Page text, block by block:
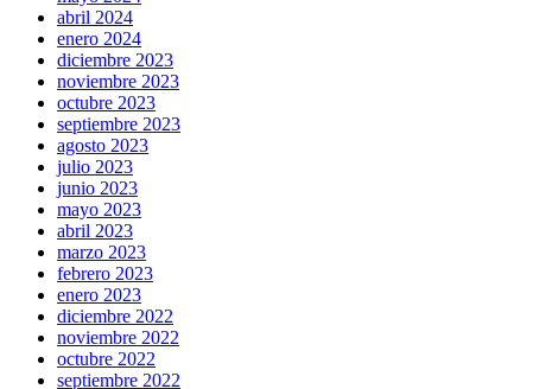
abril 2024
enero 2024
diciembre 2023
noviembre 2023
octubre 2023
septiembre 2023
agosto 2023
julio 2023
junio 2023
mayo 2023
abril 2023
marzo 2023
febrero 2023
enero 2023
diciembre 2022
noviembre 2022
octubre 2022
septiembre 2022